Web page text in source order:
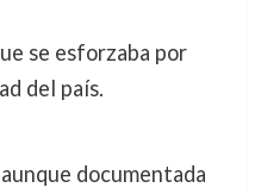
se esforzaba por
del país.
documentada